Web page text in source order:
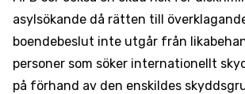
asylsökande då rätten till
boendebeslut inte utgår från
personer som söker internationellt
på förhand av den enskildes